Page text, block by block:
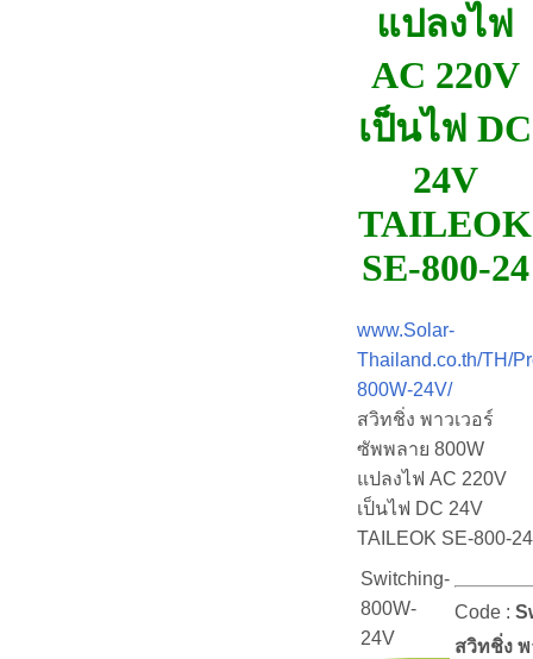
แปลงไฟ
AC 220V
เป็นไฟ DC
24V
TAILEOK
SE-800-24
www.Solar-
Thailand.co.th/TH/
800W-24V/
สวิทชิ่ง พาวเวอร์
ซัพพลาย 800W
แปลงไฟ AC 220V
เป็นไฟ DC 24V
TAILEOK SE-800-24
Switching-
800W-
24V
Code :
สวิทชิ่ง พ